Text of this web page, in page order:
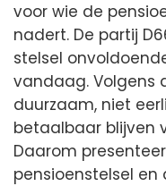
voor wie de
nadert. De partij
stelsel
vandaag. Volgens
duurzaam, niet
betaalbaar blijven
Daarom
pensioenstelsel en